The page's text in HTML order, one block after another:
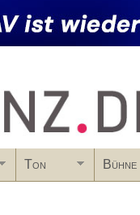
Ton Bühne